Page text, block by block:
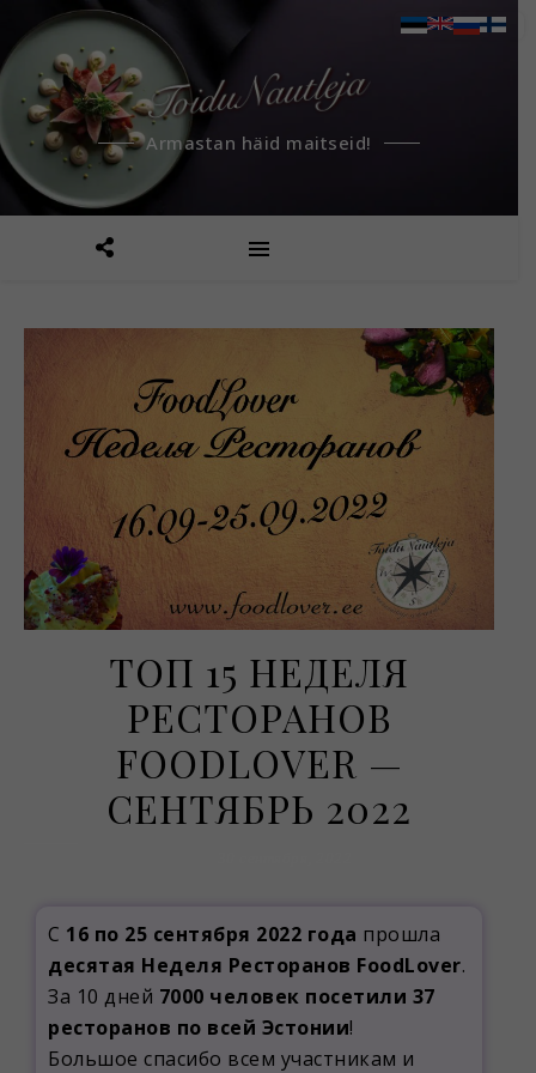
Armastan häid maitseid!
ТОП 15 НЕДЕЛЯ
РЕСТОРАНОВ
FOODLOVER —
СЕНТЯБРЬ 2022
С 16 по 25 сентября 2022 года прошла
десятая Неделя Ресторанов FoodLover.
За 10 дней 7000 человек посетили 37
ресторанов по всей Эстонии!
Большое спасибо всем участникам и